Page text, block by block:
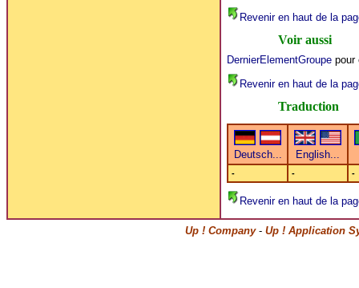
Revenir en haut de la
Voir aussi
DernierElementGroupepour
Revenir en haut de la
Traduction
- - -
Revenir en haut de la
Up ! Company- Up ! Application